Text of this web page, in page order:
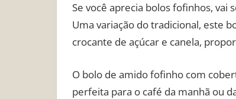
Se você aprecia bolos fofinhos,
Uma variação do tradicional, este
crocante de açúcar e canela,
O bolo de amido fofinho com
perfeita para o café da manhã ou